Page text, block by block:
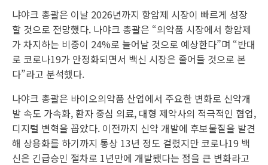
냐야크 총괄은 이날 2026년까지 항암제 시장이 빠르게 성장
할 것으로 전망했다. 나야크 총괄은 “의약품 시장에서 항암제
가 차지하는 비중이 24%로 늘어날 것으로 예상한다”며 “반대
로 코로나19가 안정화되면서 백신 시장은 줄어들 것으로 본
다”라고 분석했다.
나야크 총괄은 바이오의약품 산업에서 주요한 변화로 신약개
발 속도 가속화, 환자 중심 의료, 대형 제약사의 적극적인 협업,
디지털 변혁을 꼽았다. 이전까지 신약 개발에 후보물질을 발견
해 상용화를 하기까지 통상 13년 정도 걸렸지만 코로나19 백
신은 긴급승인 절차로 1년만에 개발됐다는 점을 큰 변화라고